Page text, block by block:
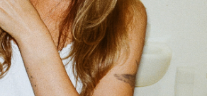
vartojate vaistus, prieš naudojimą
Nevartoti jaunesniems nei 18 metų
ir žindančioms moterims. Maisto
pakaitalas. Svarbi įvairi ir subalansuota